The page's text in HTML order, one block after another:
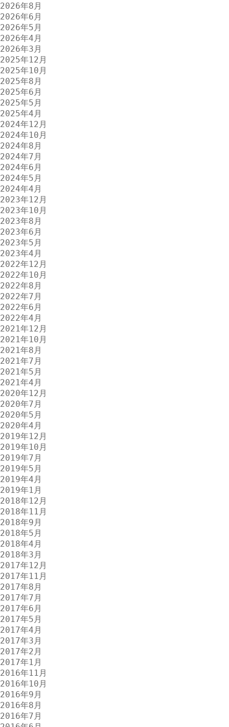
2026年8月
2026年6月
2026年5月
2026年4月
2026年3月
2025年12月
2025年10月
2025年8月
2025年6月
2025年5月
2025年4月
2024年12月
2024年10月
2024年8月
2024年7月
2024年6月
2024年5月
2024年4月
2023年12月
2023年10月
2023年8月
2023年6月
2023年5月
2023年4月
2022年12月
2022年10月
2022年8月
2022年7月
2022年6月
2022年4月
2021年12月
2021年10月
2021年8月
2021年7月
2021年5月
2021年4月
2020年12月
2020年7月
2020年5月
2020年4月
2019年12月
2019年10月
2019年7月
2019年5月
2019年4月
2019年1月
2018年12月
2018年11月
2018年9月
2018年5月
2018年4月
2018年3月
2017年12月
2017年11月
2017年8月
2017年7月
2017年6月
2017年5月
2017年4月
2017年3月
2017年2月
2017年1月
2016年11月
2016年10月
2016年9月
2016年8月
2016年7月